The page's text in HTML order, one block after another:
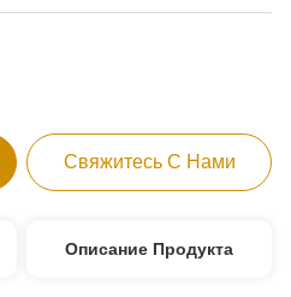
Свяжитесь С Нами
Описание Продукта